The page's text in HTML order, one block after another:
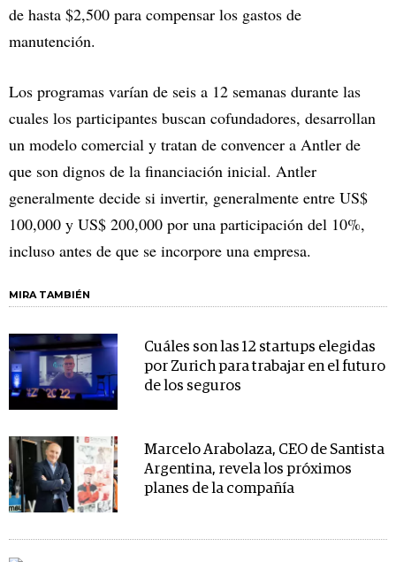
de hasta $2,500 para compensar los gastos de
manutención.
Los programas varían de seis a 12 semanas durante las
cuales los participantes buscan cofundadores, desarrollan
un modelo comercial y tratan de convencer a Antler de
que son dignos de la financiación inicial. Antler
generalmente decide si invertir, generalmente entre US$
100,000 y US$ 200,000 por una participación del 10%,
incluso antes de que se incorpore una empresa.
MIRA TAMBIÉN
Cuáles son las 12 startups elegidas
por Zurich para trabajar en el futuro
de los seguros
Marcelo Arabolaza, CEO de Santista
Argentina, revela los próximos
planes de la compañía